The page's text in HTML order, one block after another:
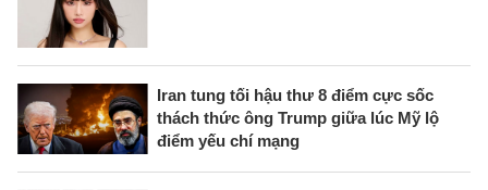
Iran tung tối hậu thư 8 điểm cực sốc
thách thức ông Trump giữa lúc Mỹ lộ
điểm yếu chí mạng